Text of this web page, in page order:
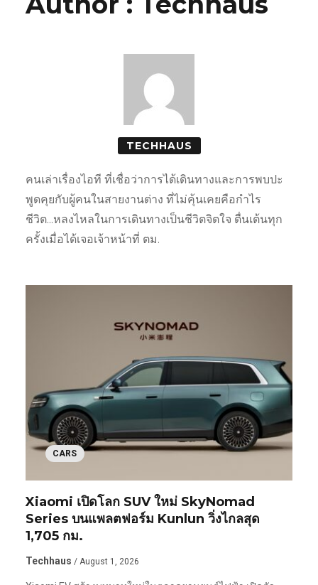
TECHHAUS
คนเล่าเรื่องไอที ที่เชื่อว่าการได้เดินทางและการพบปะ
พูดคุยกับผู้คนในสายงานต่าง ที่ไม่คุ้นเคยคือกำไร
ชีวิต...หลงไหลในการเดินทางเป็นชีวิตจิตใจ ตื่นเต้นทุก
ครั้งเมื่อได้เจอเจ้าหน้าที่ ตม.
CARS
Xiaomi เปิดโลก SUV ใหม่ SkyNomad
Series บนแพลตฟอร์ม Kunlun วิ่งไกลสุด
1,705 กม.
Techhaus / August 1, 2026